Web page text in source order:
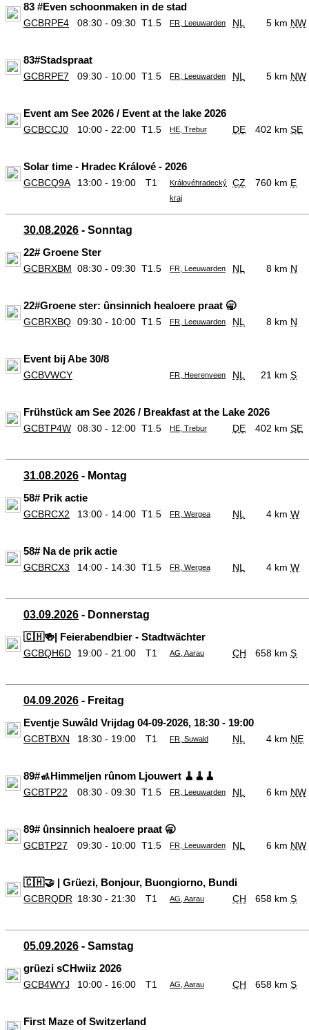
83 #Even schoonmaken in de stad
GCBRPE4 08:30 - 09:30 T1.5 FR, Leeuwarden NL 5 km NW
83#Stadspraat
GCBRPE7 09:30 - 10:00 T1.5 FR, Leeuwarden NL 5 km NW
Event am See 2026 / Event at the lake 2026
GCBCCJ0 10:00 - 22:00 T1.5 HE, Trebur DE 402 km SE
Solar time - Hradec Králové - 2026
GCBCQ9A 13:00 - 19:00 T1
Královéhradecký
kraj
CZ 760 km E
30.08.2026 - Sonntag
22# Groene Ster
GCBRXBM 08:30 - 09:30 T1.5 FR, Leeuwarden NL 8 km N
22#Groene ster: ûnsinnich healoere praat 🥱
GCBRXBQ 09:30 - 10:00 T1.5 FR, Leeuwarden NL 8 km N
Event bij Abe 30/8
GCBVWCY FR, Heerenveen NL 21 km S
Frühstück am See 2026 / Breakfast at the Lake 2026
GCBTP4W 08:30 - 12:00 T1.5 HE, Trebur DE 402 km SE
31.08.2026 - Montag
58# Prik actie
GCBRCX2 13:00 - 14:00 T1.5 FR, Wergea NL 4 km W
58# Na de prik actie
GCBRCX3 14:00 - 14:30 T1.5 FR, Wergea NL 4 km W
03.09.2026 - Donnerstag
🇨🇭🍻| Feierabendbier - Stadtwächter
GCBQH6D 19:00 - 21:00 T1 AG, Aarau CH 658 km S
04.09.2026 - Freitag
Eventje Suwâld Vrijdag 04-09-2026, 18:30 - 19:00
GCBTBXN 18:30 - 19:00 T1 FR, Suwald NL 4 km NE
89#🚮Himmeljen rûnom Ljouwert 🧹🧹🧹
GCBTP22 08:30 - 09:30 T1.5 FR, Leeuwarden NL 6 km NW
89# ûnsinnich healoere praat 🥱
GCBTP27 09:30 - 10:00 T1.5 FR, Leeuwarden NL 6 km NW
🇨🇭🤝 | Grüezi, Bonjour, Buongiorno, Bundi
GCBRQDR 18:30 - 21:30 T1 AG, Aarau CH 658 km S
05.09.2026 - Samstag
grüezi sCHwiiz 2026
GCB4WYJ 10:00 - 16:00 T1 AG, Aarau CH 658 km S
First Maze of Switzerland